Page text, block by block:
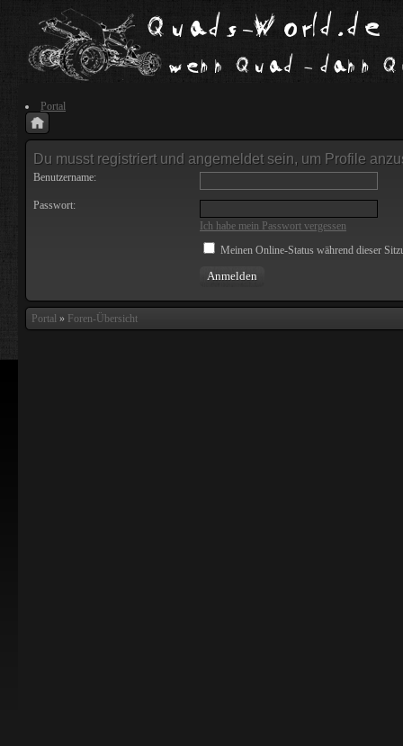
Portal
Du musst registriert und angemeldet sein, um Profile
Benutzername:
Passwort:
Ich habe mein Passwort vergessen
Meinen Online-Status während dieser
Portal » Foren-Übersicht